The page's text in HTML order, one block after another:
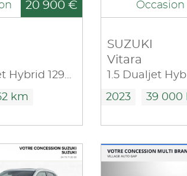
20 900 €
1.4 Boosterjet Hybrid 129ch Privilège Allgrip
km
Occasion
SUZUKI
Vitara
2023 39 000